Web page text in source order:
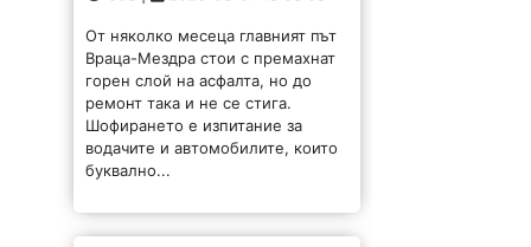
От няколко месеца главният път
Враца-Мездра стои с премахнат
горен слой на асфалта, но до
ремонт така и не се стига.
Шофирането е изпитание за
водачите и автомобилите, които
буквално...